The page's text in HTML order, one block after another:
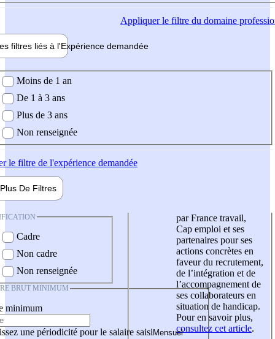
Appliquerle filtre du domaine
filtres liés à l'Expérience demandée
demandée
Moins de 1 an
De 1 à 3 ans
Plus de 3 ans
Non renseignée
le filtre de l'expérience demandée
Plus De Filtres
Cadre
Non cadre
Non renseignée
BRUT MINIMUM
minimum
une périodicité pour le salaire saisi
par France travail,
Cap emploi et ses
partenaires pour ses
actions concrètes en
faveur du recrutement,
de l’intégration et de
l’accompagnement de
ses collaborateurs en
situation de handicap.
Pour en savoir plus,
consultez cet article.